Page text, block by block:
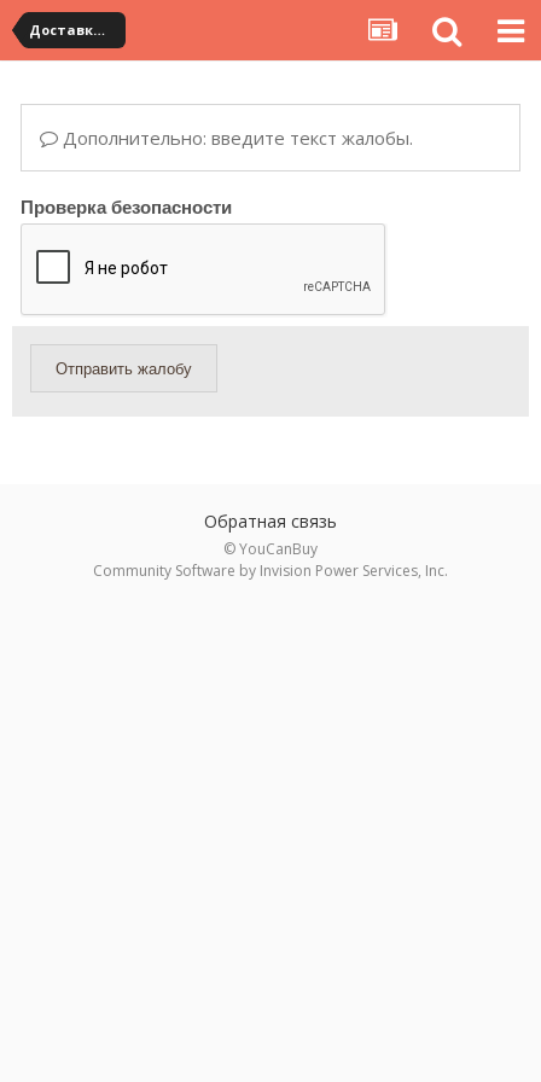
Доставка посылок почтовыми службами
Дополнительно: введите текст жалобы.
Проверка безопасности
Отправить жалобу
Обратная связь
© YouCanBuy
Community Software by Invision Power Services, Inc.